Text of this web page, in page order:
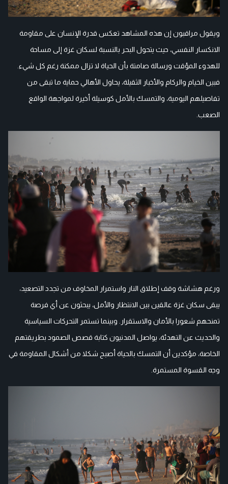
ويقول مراقبون إن هذه المشاهد تعكس قدرة الإنسان على مقاومة
الانكسار النفسي، حيث يتحول البحر بالنسبة لسكان غزة إلى مساحة
للهدوء المؤقت ورسالة صامتة بأن الحياة لا تزال ممكنة رغم كل شيء.
فبين الخيام والركام والأخبار الثقيلة، يحاول الأهالي حماية ما تبقى من
تفاصيلهم اليومية، والتمسك بالأمل كوسيلة أخيرة لمواجهة الواقع
الصعب.
ورغم هشاشة وقف إطلاق النار واستمرار المخاوف من تجدد التصعيد،
يبقى سكان غزة عالقين بين الانتظار والأمل، يبحثون عن أي فرصة
تمنحهم شعورا بالأمان والاستقرار. وبينما تستمر التحركات السياسية
والحديث عن التهدئة، يواصل المدنيون كتابة قصص الصمود بطريقتهم
الخاصة، مؤكدين أن التمسك بالحياة أصبح شكلا من أشكال المقاومة في
وجه القسوة المستمرة.